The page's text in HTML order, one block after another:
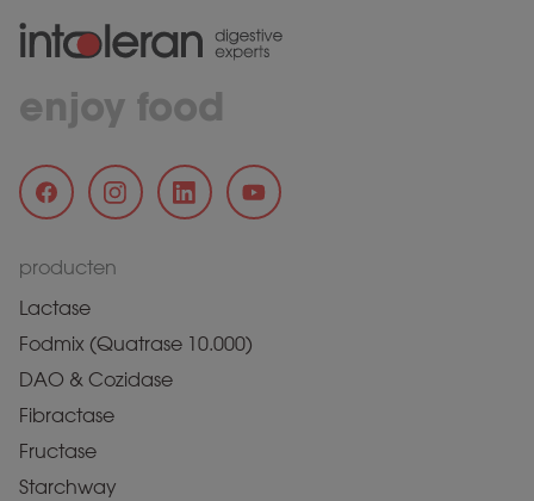
enjoy food
producten
Lactase
Fodmix (Quatrase 10.000)
DAO & Cozidase
Fibractase
Fructase
Starchway